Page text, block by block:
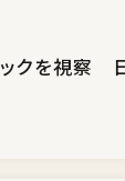
クを視察